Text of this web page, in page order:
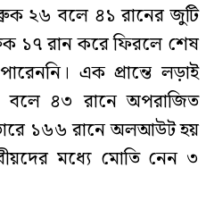
২৬ বলে ৪১ রানের জুটি
১৭ রান করে ফিরলে শেষ
এক প্রান্তে লড়াই
বলে ৪৩ রানে অপরাজিত
১৬৬ রানে অলআউট হয়
মধ্যে মোতি নেন ৩